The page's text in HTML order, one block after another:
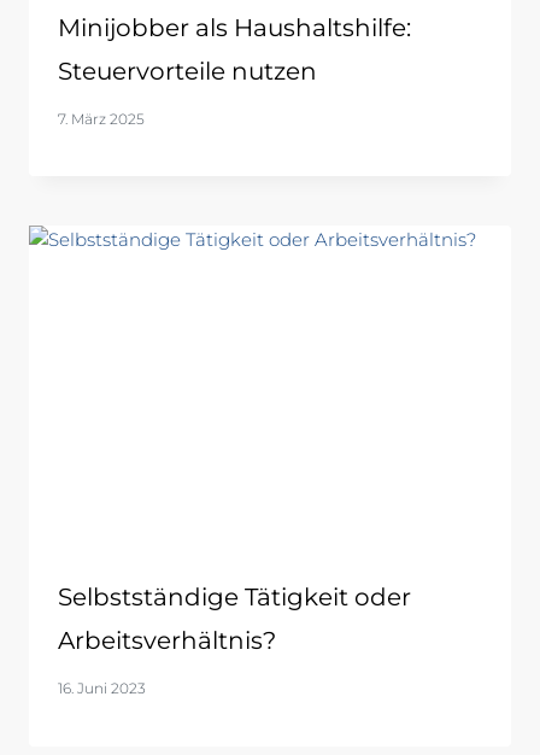
Minijobber als Haushaltshilfe:
Steuervorteile nutzen
7. März 2025
Selbstständige Tätigkeit oder
Arbeitsverhältnis?
16. Juni 2023